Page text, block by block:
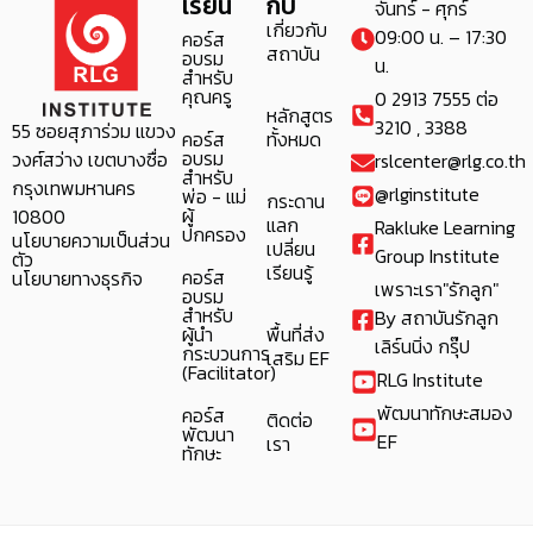
55 ซอยสุภาร่วม แขวง
วงศ์สว่าง เขตบางซื่อ
กรุงเทพมหานคร
10800
นโยบายความเป็นส่วน
ตัว
นโยบายทางธุรกิจ
คอร์ส
อบรม
สำหรับ
คุณครู
คอร์ส
อบรม
สำหรับ
พ่อ - แม่
ผู้
ปกครอง
คอร์ส
อบรม
สำหรับ
ผู้นำ
กระบวนการ
(Facilitator)
คอร์ส
พัฒนา
ทักษะ
เกี่ยวกับ
สถาบัน
หลักสูตร
ทั้งหมด
กระดาน
แลก
เปลี่ยน
เรียนรู้
พื้นที่ส่ง
เสริม EF
ติดต่อ
เรา
จันทร์ - ศุกร์
09:00 น. – 17:30
น.
0 2913 7555 ต่อ
3210 , 3388
rslcenter@rlg.co.th
@rlginstitute
Rakluke Learning
Group Institute
เพราะเรา"รักลูก"
By สถาบันรักลูก
เลิร์นนิ่ง กรุ๊ป
RLG Institute
พัฒนาทักษะสมอง
EF